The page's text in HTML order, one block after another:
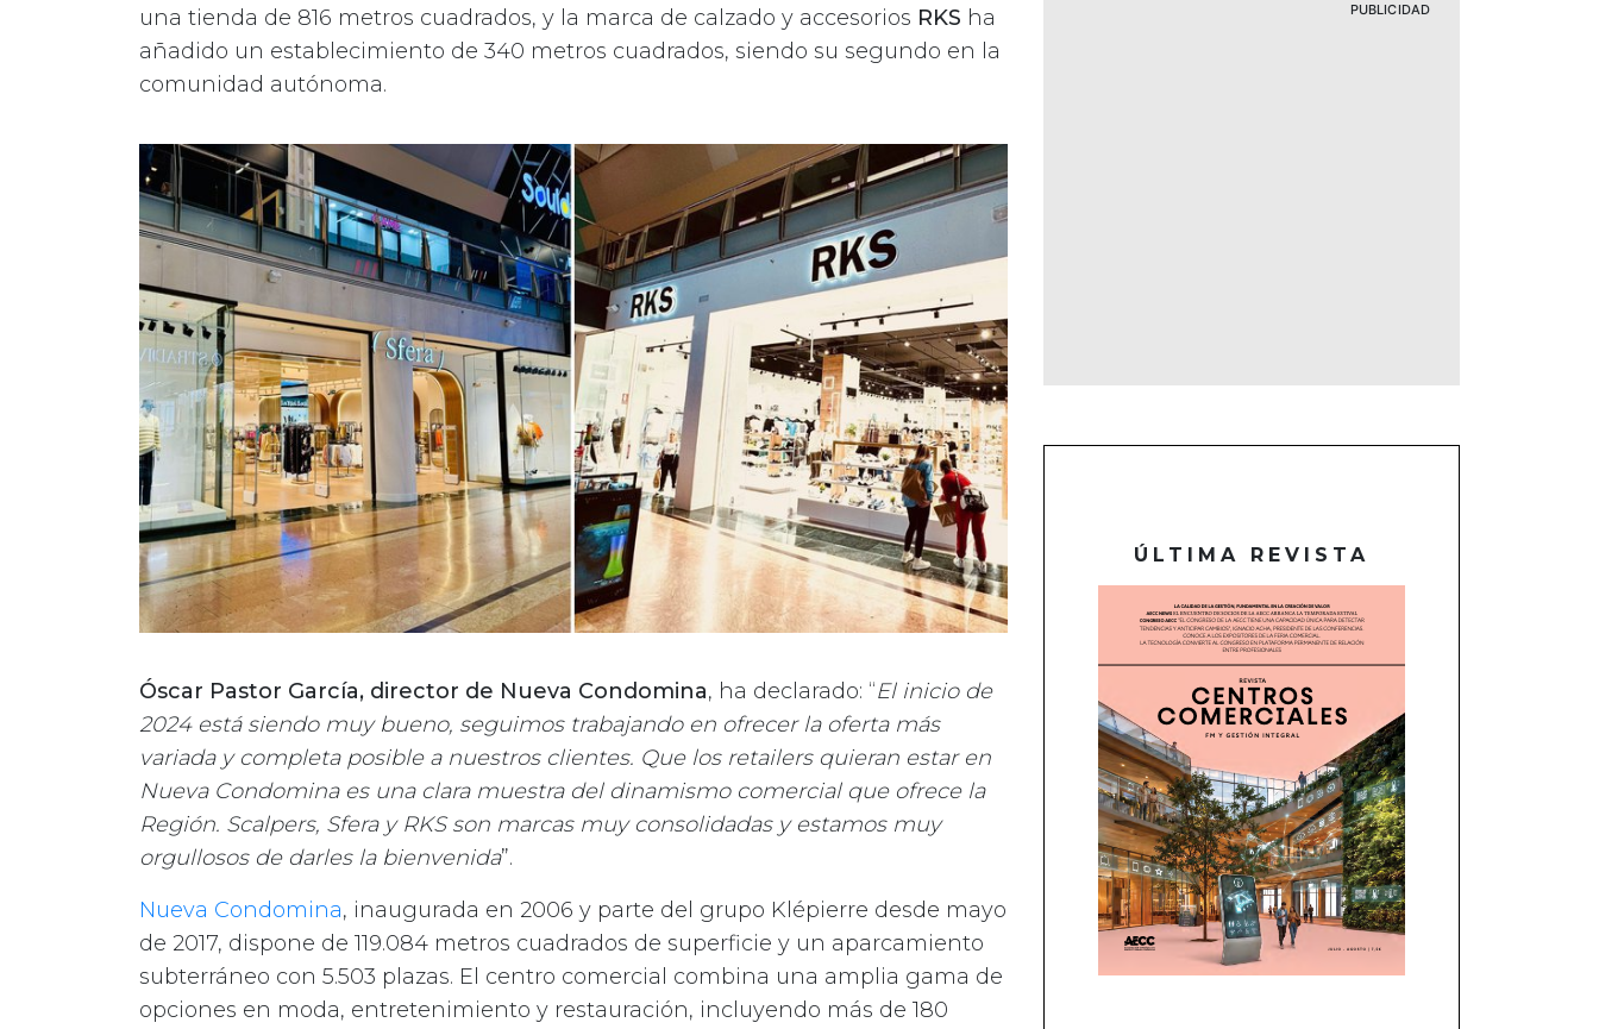
una tienda de 816 metros cuadrados, y la marca de calzado y accesorios RKS ha
añadido un establecimiento de 340 metros cuadrados, siendo su segundo en la
comunidad autónoma.
Óscar Pastor García, director de Nueva Condomina, ha declarado: “El inicio de
2024 está siendo muy bueno, seguimos trabajando en ofrecer la oferta más
variada y completa posible a nuestros clientes. Que los retailers quieran estar en
Nueva Condomina es una clara muestra del dinamismo comercial que ofrece la
Región. Scalpers, Sfera y RKS son marcas muy consolidadas y estamos muy
orgullosos de darles la bienvenida”.
Nueva Condomina, inaugurada en 2006 y parte del grupo Klépierre desde mayo
de 2017, dispone de 119.084 metros cuadrados de superficie y un aparcamiento
subterráneo con 5.503 plazas. El centro comercial combina una amplia gama de
opciones en moda, entretenimiento y restauración, incluyendo más de 180
PUBLICIDAD
ÚLTIMA REVISTA